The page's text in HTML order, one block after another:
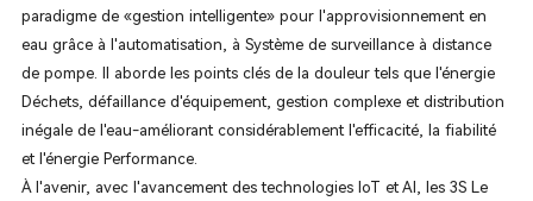
paradigme de «gestion intelligente» pour l'approvisionnement en
eau grâce à l'automatisation, à Système de surveillance à distance
de pompe. Il aborde les points clés de la douleur tels que l'énergie
Déchets, défaillance d'équipement, gestion complexe et distribution
inégale de l'eau-améliorant considérablement l'efficacité, la fiabilité
et l'énergie Performance.
À l'avenir, avec l'avancement des technologies IoT et AI, les 3S Le